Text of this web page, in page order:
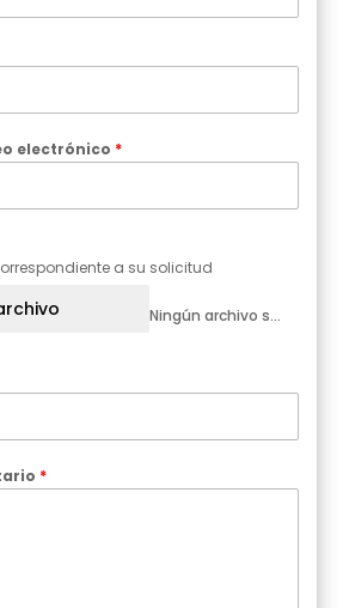
electrónico *
a su solicitud
Ningún archivo seleccionado
*